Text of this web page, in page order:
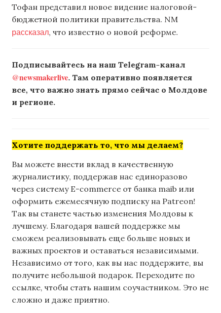
Тофан представил новое видение налоговой-
бюджетной политики правительства. NM
рассказал, что известно о новой реформе.
Подписывайтесь на наш Telegram-канал
@newsmakerlive. Там оперативно появляется
все, что важно знать прямо сейчас о Молдове
и регионе.
Хотите поддержать то, что мы делаем?
Вы можете внести вклад в качественную
журналистику, поддержав нас единоразово
через систему E-commerce от банка maib или
оформить ежемесячную подписку на Patreon!
Так вы станете частью изменения Молдовы к
лучшему. Благодаря вашей поддержке мы
сможем реализовывать еще больше новых и
важных проектов и оставаться независимыми.
Независимо от того, как вы нас поддержите, вы
получите небольшой подарок. Переходите по
ссылке, чтобы стать нашим соучастником. Это не
сложно и даже приятно.